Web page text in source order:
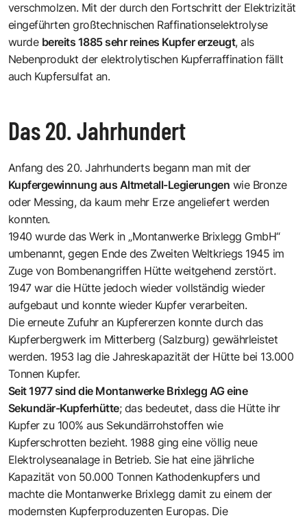
verschmolzen. Mit der durch den Fortschritt der Elektrizität
eingeführten großtechnischen Raffinationselektrolyse
wurde bereits 1885 sehr reines Kupfer erzeugt, als
Nebenprodukt der elektrolytischen Kupferraffination fällt
auch Kupfersulfat an.
Das 20. Jahrhundert
Anfang des 20. Jahrhunderts begann man mit der
Kupfergewinnung aus Altmetall-Legierungen wie Bronze
oder Messing, da kaum mehr Erze angeliefert werden
konnten.
1940 wurde das Werk in „Montanwerke Brixlegg GmbH“
umbenannt, gegen Ende des Zweiten Weltkriegs 1945 im
Zuge von Bombenangriffen Hütte weitgehend zerstört.
1947 war die Hütte jedoch wieder vollständig wieder
aufgebaut und konnte wieder Kupfer verarbeiten.
Die erneute Zufuhr an Kupfererzen konnte durch das
Kupferbergwerk im Mitterberg (Salzburg) gewährleistet
werden. 1953 lag die Jahreskapazität der Hütte bei 13.000
Tonnen Kupfer.
Seit 1977 sind die Montanwerke Brixlegg AG eine
Sekundär-Kupferhütte; das bedeutet, dass die Hütte ihr
Kupfer zu 100% aus Sekundärrohstoffen wie
Kupferschrotten bezieht. 1988 ging eine völlig neue
Elektrolyseanalage in Betrieb. Sie hat eine jährliche
Kapazität von 50.000 Tonnen Kathodenkupfers und
machte die Montanwerke Brixlegg damit zu einem der
modernsten Kupferproduzenten Europas. Die